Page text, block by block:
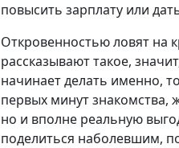
повысить зарплату или
Откровенностью ловят на
рассказывают такое,
начинает делать именно,
первых минут знакомства,
но и вполне реальную
поделиться наболевшим,